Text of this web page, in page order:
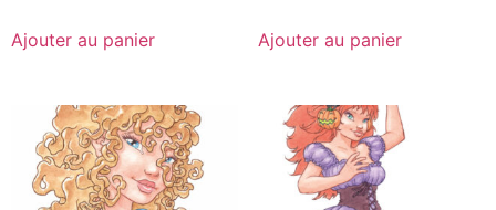
Ajouter au panier Ajouter au panier